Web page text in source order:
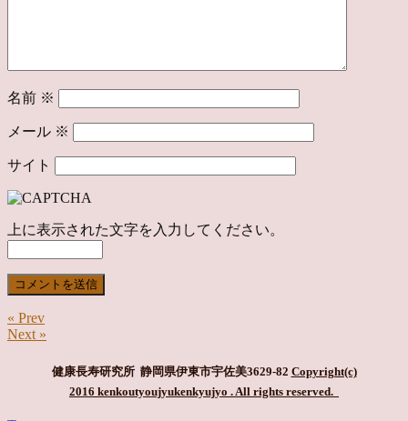
名前 ※
メール ※
サイト
上に表示された文字を入力してください。
« Prev
Next »
健康長寿研究所 静岡県伊東市宇佐美3629-82 Copyright(c)
2016 kenkoutyoujyukenkyujyo . All rights reserved.